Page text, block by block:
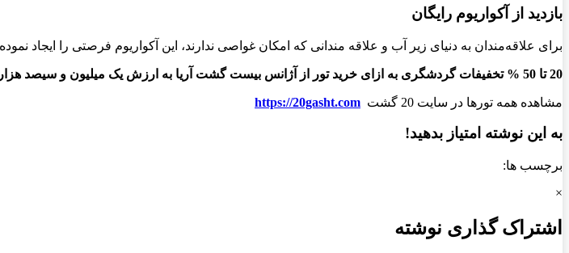
بازدید از آکواریوم رایگان
برای علاقه‌مندان به دنیای زیر آب و علاقه مندانی که امکان غواصی ندارند، این آکواریوم فرصتی را ایجاد
20 تا 50 % تخفیفات گردشگری به ازای خرید تور از آژانس بیست گشت آریا به ارزش یک میلیون و سیصد هزار تومان
مشاهده همه تورها در سایت 20 گشت https://20gasht.com
به این نوشته امتیاز بدهید!
برچسب ها:
×
اشتراک گذاری نوشته